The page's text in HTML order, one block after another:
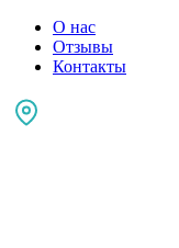
О нас
Отзывы
Контакты